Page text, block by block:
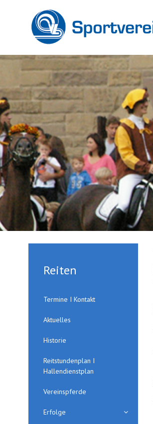
Reiten
Termine I Kontakt
Aktuelles
Historie
Reitstundenplan I
Hallendienstplan
Vereinspferde
Erfolge